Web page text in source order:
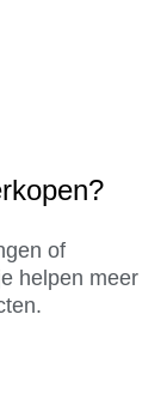
of
helpen meer